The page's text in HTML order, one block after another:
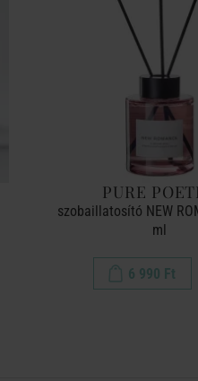
PURE
szobaillatosító NEW
ml
6 990 Ft